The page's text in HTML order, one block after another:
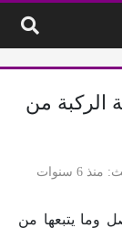
الركبة من
منذ 6 سنوات
وما يتبعها من